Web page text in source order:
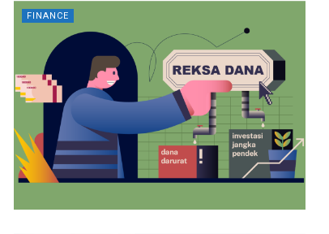
FINANCE